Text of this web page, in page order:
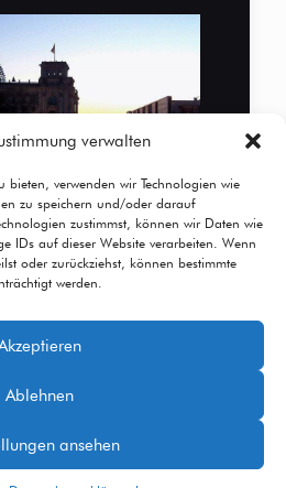
verwalten
bieten, verwenden wir Technologien wie
zu speichern und/oder darauf
zustimmst, können wir Daten wie
IDs auf dieser Website verarbeiten. Wenn
oder zurückziehst, können bestimmte
werden.
Ablehnen
ansehen
byMuffin group